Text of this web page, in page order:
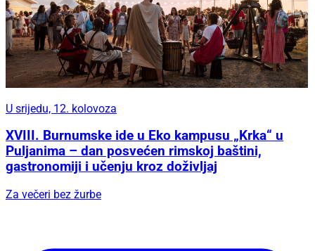
U srijedu, 12. kolovoza
XVIII. Burnumske ide u Eko kampusu „Krka“ u
Puljanima – dan posvećen rimskoj baštini,
gastronomiji i učenju kroz doživljaj
Za večeri bez žurbe